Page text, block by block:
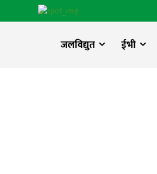
जलविद्युत ईभी